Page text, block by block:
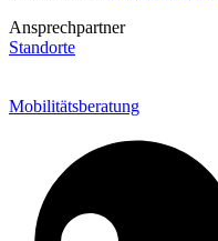
Ansprechpartner
Standorte
Mobilitätsberatung